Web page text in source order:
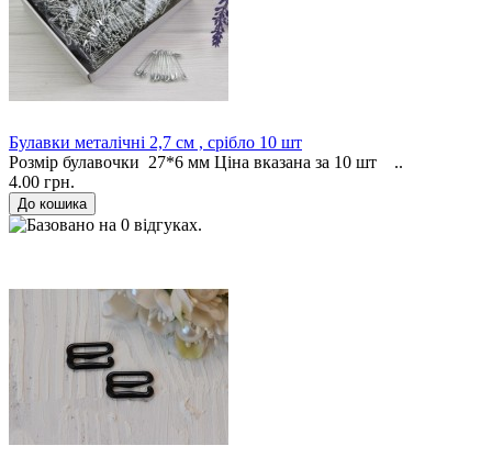
Булавки металічні 2,7 см , срібло 10 шт
Розмір булавочки 27*6 мм Ціна вказана за 10 шт ..
4.00 грн.